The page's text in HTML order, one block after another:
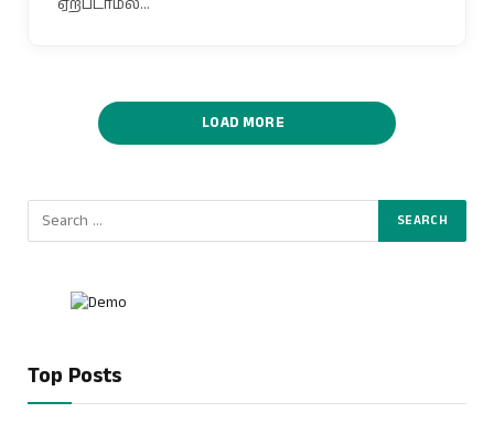
LOAD MORE
Top Posts